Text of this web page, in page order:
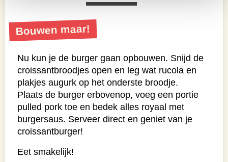
Bouwen maar!
Nu kun je de burger gaan opbouwen. Snijd de
croissantbroodjes open en leg wat rucola en
plakjes augurk op het onderste broodje.
Plaats de burger erbovenop, voeg een portie
pulled pork toe en bedek alles royaal met
burgersaus. Serveer direct en geniet van je
croissantburger!
Eet smakelijk!